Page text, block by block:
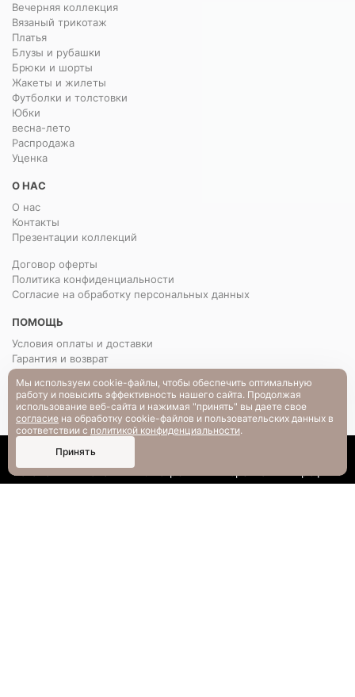
Каталог Поиск
Вечерняя коллекция
Вязаный трикотаж
Платья
Блузы и рубашки
Брюки и шорты
Жакеты и жилеты
Футболки и толстовки
Юбки
весна-лето
Распродажа
Уценка
О НАС
О нас
Контакты
Презентации коллекций
Договор оферты
Политика конфиденциальности
Согласие на обработку персональных данных
ПОМОЩЬ
Условия оплаты и доставки
Гарантия и возврат
РАЗМЕРНАЯ СЕТКА
Вопрос-ответ
Мы используем cookie-файлы, чтобы обеспечить оптимальную
работу и повысить эффективность нашего сайта. Продолжая
использование веб-сайта и нажимая "принять" вы даете свое
согласие на обработку cookie-файлов и пользовательских данных в
соответствии с политикой конфиденциальности.
Принять